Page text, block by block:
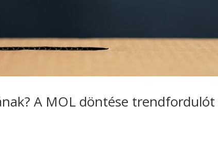
A MOL döntése trendfordulót